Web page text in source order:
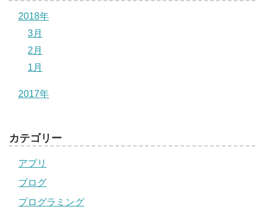
2018年
3月
2月
1月
2017年
カテゴリー
アプリ
ブログ
プログラミング